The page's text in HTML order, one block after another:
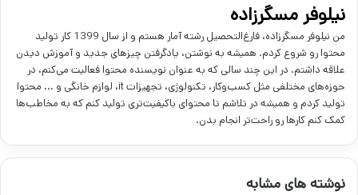
نیلوفر مسگرزاده
من نیلوفر مسگرزاده، فارغ‌التحصیل رشته آمار هستم و از سال 1399 کار تولید
محتوا رو شروع کردم. همیشه به نوشتن، یادگرفتن چیز‌های جدید و آموزش دیدن
علاقه داشتم. در این چند سالی که به عنوان نویسنده محتوا فعالیت می‌کنم، در
حوزه‌های مختلفی مثل کسب‌وکار، تکنولوژی، تجهیزات it، لوازم خانگی و ... محتوا
تولید کردم و همیشه در تلاشم تا محتوای باکیفیت‌تری تولید کنم که به مخاطب‌ها
کمک کنم کارها رو راحت‌تر انجام بدن.
نوشته های مشابه